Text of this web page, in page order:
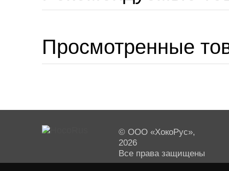
Просмотренные
© ООО «ХокоРус»,
2026
Все права защищены